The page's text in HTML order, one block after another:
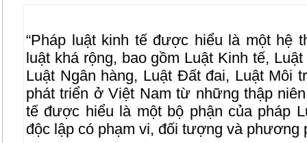
“Pháp luật kinh tế được hiểu là một hệ
luật khá rộng, bao gồm Luật Kinh tế,
Luật Ngân hàng, Luật Đất đai, Luật Môi
phát triển ở Việt Nam từ những thập
tế được hiểu là một bộ phận của pháp
độc lập có phạm vi, đối tượng và phương